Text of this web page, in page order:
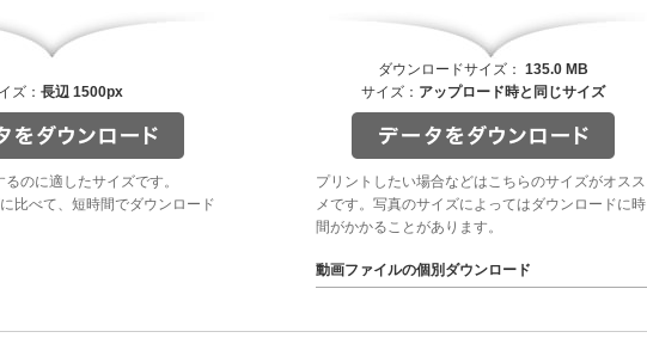
ズ： 長辺 1500px
のに適したサイズです。
比べて、短時間でダウンロード
ダウンロードサイズ： 135.0 MB
サイズ： アップロード時と同じサイズ
プリントしたい場合などはこちらのサイズがオスス
メです。写真のサイズによってはダウンロードに時
間がかかることがあります。
動画ファイルの個別ダウンロード